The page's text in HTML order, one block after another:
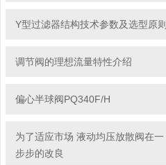
Y型过滤器结构技术参数及选型原则
调节阀的理想流量特性介绍
偏心半球阀PQ340F/H
为了适应市场 液动均压放散阀在一
步步的改良